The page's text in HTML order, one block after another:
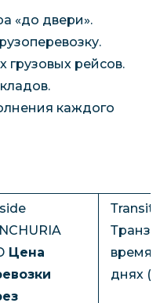
«до двери».
грузовых рейсов.
каждого
Цена
Тransit
время
днях